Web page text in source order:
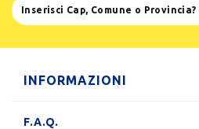
INFORMAZIONI
F.A.Q.